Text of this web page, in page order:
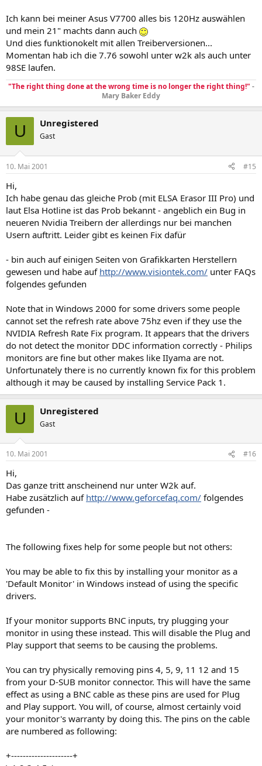
Ich kann bei meiner Asus V7700 alles bis 120Hz auswählen
und mein 21" machts dann auch
Und dies funktionokelt mit allen Treiberversionen...
Momentan hab ich die 7.76 sowohl unter w2k als auch unter
98SE laufen.
"The right thing done at the wrong time is no longer the right thing!" -
Mary Baker Eddy
U Unregistered
Gast
10. Mai 2001 #15
Hi,
Ich habe genau das gleiche Prob (mit ELSA Erasor III Pro) und
laut Elsa Hotline ist das Prob bekannt - angeblich ein Bug in
neueren Nvidia Treibern der allerdings nur bei manchen
Usern auftritt. Leider gibt es keinen Fix dafür
- bin auch auf einigen Seiten von Grafikkarten Herstellern
gewesen und habe auf http://www.visiontek.com/ unter FAQs
folgendes gefunden
Note that in Windows 2000 for some drivers some people
cannot set the refresh rate above 75hz even if they use the
NVIDIA Refresh Rate Fix program. It appears that the drivers
do not detect the monitor DDC information correctly - Philips
monitors are fine but other makes like IIyama are not.
Unfortunately there is no currently known fix for this problem
although it may be caused by installing Service Pack 1.
U Unregistered
Gast
10. Mai 2001 #16
Hi,
Das ganze tritt anscheinend nur unter W2k auf.
Habe zusätzlich auf http://www.geforcefaq.com/ folgendes
gefunden -
The following fixes help for some people but not others:
You may be able to fix this by installing your monitor as a
'Default Monitor' in Windows instead of using the specific
drivers.
If your monitor supports BNC inputs, try plugging your
monitor in using these instead. This will disable the Plug and
Play support that seems to be causing the problems.
You can try physically removing pins 4, 5, 9, 11 12 and 15
from your D-SUB monitor connector. This will have the same
effect as using a BNC cable as these pins are used for Plug
and Play support. You will, of course, almost certainly void
your monitor's warranty by doing this. The pins on the cable
are numbered as following:
+---------------------+